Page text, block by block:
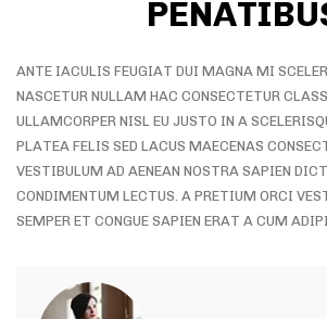
ANTE IACULIS FEUGIAT DUI MAGNA MI
NASCETUR NULLAM HAC CONSECTETUR
ULLAMCORPER NISL EU JUSTO IN A
PLATEA FELIS SED LACUS MAECENAS
VESTIBULUM AD AENEAN NOSTRA SAPIEN
CONDIMENTUM LECTUS. A PRETIUM ORCI
SEMPER ET CONGUE SAPIEN ERAT A CUM